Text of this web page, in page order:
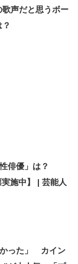
歌声だと思うボー
俳優」は？
実施中】 | 芸能人
かった」 カイン